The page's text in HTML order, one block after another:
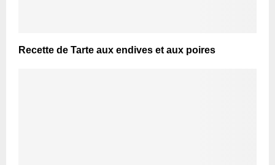
Recette de Tarte aux endives et aux poires